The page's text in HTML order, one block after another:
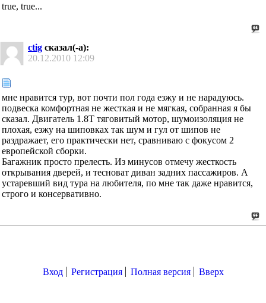
true, true...
ctig сказал(-а):
20.12.2010 12:09
мне нравится тур, вот почти пол года езжу и не нарадуюсь.
подвеска комфортная не жесткая и не мягкая, собранная я бы
сказал. Двигатель 1.8Т тяговитый мотор, шумоизоляция не
плохая, езжу на шиповках так шум и гул от шипов не
раздражает, его практически нет, сравниваю с фокусом 2
европейской сборки.
Багажник просто прелесть. Из минусов отмечу жесткость
открывания дверей, и тесноват диван задних пассажиров. А
устаревший вид тура на любителя, по мне так даже нравится,
строго и консервативно.
Вход Регистрация Полная версия Вверх